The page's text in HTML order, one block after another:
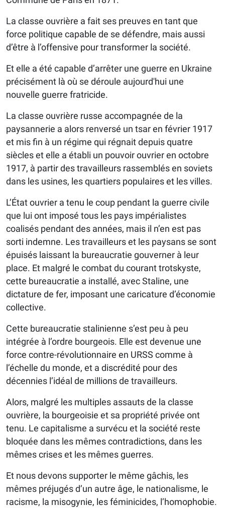
La classe ouvrière a fait ses preuves en tant que
force politique capable de se défendre, mais aussi
d’être à l’offensive pour transformer la société.
Et elle a été capable d’arrêter une guerre en Ukraine
précisément là où se déroule aujourd'hui une
nouvelle guerre fratricide.
La classe ouvrière russe accompagnée de la
paysannerie a alors renversé un tsar en février 1917
et mis fin à un régime qui régnait depuis quatre
siècles et elle a établi un pouvoir ouvrier en octobre
1917, à partir des travailleurs rassemblés en soviets
dans les usines, les quartiers populaires et les villes.
L’État ouvrier a tenu le coup pendant la guerre civile
que lui ont imposé tous les pays impérialistes
coalisés pendant des années, mais il n’en est pas
sorti indemne. Les travailleurs et les paysans se sont
épuisés laissant la bureaucratie gouverner à leur
place. Et malgré le combat du courant trotskyste,
cette bureaucratie a installé, avec Staline, une
dictature de fer, imposant une caricature d’économie
collective.
Cette bureaucratie stalinienne s’est peu à peu
intégrée à l’ordre bourgeois. Elle est devenue une
force contre-révolutionnaire en URSS comme à
l’échelle du monde, et a discrédité pour des
décennies l’idéal de millions de travailleurs.
Alors, malgré les multiples assauts de la classe
ouvrière, la bourgeoisie et sa propriété privée ont
tenu. Le capitalisme a survécu et la société reste
bloquée dans les mêmes contradictions, dans les
mêmes crises et les mêmes guerres.
Et nous devons supporter le même gâchis, les
mêmes préjugés d’un autre âge, le nationalisme, le
racisme, la misogynie, les féminicides, l’homophobie.